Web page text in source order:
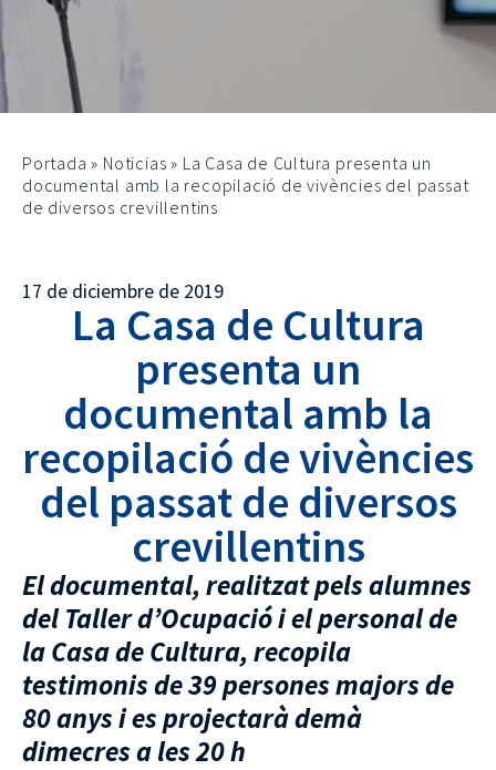
Portada » Noticias » La Casa de Cultura presenta un
documental amb la recopilació de vivències del passat
de diversos crevillentins
17 de diciembre de 2019
La Casa de Cultura
presenta un
documental amb la
recopilació de vivències
del passat de diversos
crevillentins
El documental, realitzat pels alumnes
del Taller d’Ocupació i el personal de
la Casa de Cultura, recopila
testimonis de 39 persones majors de
80 anys i es projectarà demà
dimecres a les 20 h